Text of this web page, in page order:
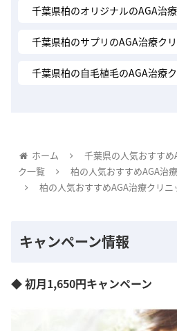
千葉県柏のオリジナルのAGA治
千葉県柏のサプリのAGA治療ク
千葉県柏の自毛植毛のAGA治療
ホーム
千葉県の人気おすす
ク一覧
柏の人気おすすめAGA治
柏の人気おすすめAGA治療クリニ
キャンペーン情報
◆ 初月1,650円キャンペーン